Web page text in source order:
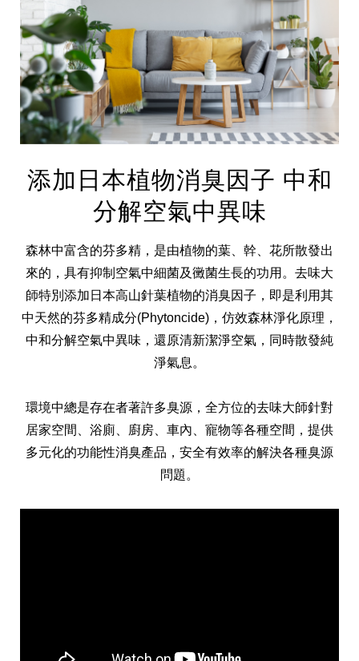
集團歷史
全球經營版圖
財務資訊
提供年報、每季財報、法說會資訊
股東服務
查詢即時股價與歷年股利資訊
海外代理
不斷創新突破，致力提供消費者更舒適、方便的居家生
人才招募
人，是花仙子企業最珍視的重要資產
添加日本植物消臭因子 中和
分解空氣中異味
森林中富含的芬多精，是由植物的葉、幹、花所散發出
來的，具有抑制空氣中細菌及黴菌生長的功用。去味大
師特別添加日本高山針葉植物的消臭因子，即是利用其
中天然的芬多精成分(Phytoncide)，仿效森林淨化原理，
中和分解空氣中異味，還原清新潔淨空氣，同時散發純
淨氣息。
環境中總是存在者著許多臭源，全方位的去味大師針對
居家空間、浴廁、廚房、車內、寵物等各種空間，提供
多元化的功能性消臭產品，安全有效率的解決各種臭源
問題。